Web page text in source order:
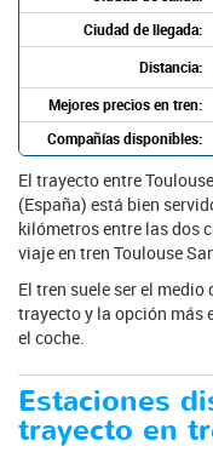
Ciudad de llegada:
Distancia:
Mejores precios en tren:
Compañías disponibles:
El trayecto entre
(España) está bien
kilómetros entre las dos
viaje en tren Toulouse
El tren suele ser el
trayecto y la opción más
el coche.
Estaciones
trayecto en